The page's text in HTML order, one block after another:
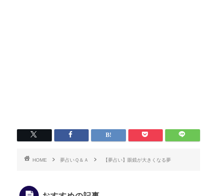
HOME 夢占いＱ＆Ａ 【夢占い】眼鏡が大きくなる夢